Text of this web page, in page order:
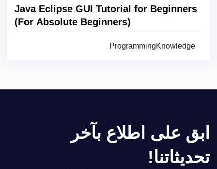
Java Eclipse GUI Tutorial for Beginners
(For Absolute Beginners)
ProgrammingKnowledge
ابق على اطلاع بآخر
تحديثاتنا!